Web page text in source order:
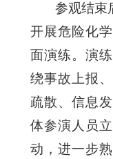
参观结束
开展危险化
面演练。演
绕事故上报
疏散、信息
体参演人员
动，进一步